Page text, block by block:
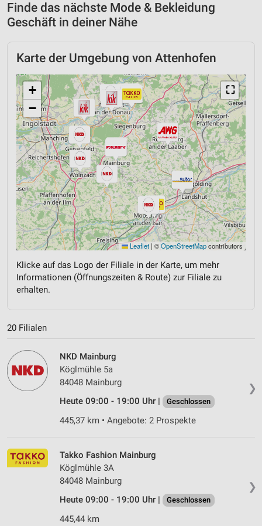
Finde das nächste Mode & Bekleidung
Geschäft in deiner Nähe
Karte der Umgebung von Attenhofen
⛶
+
−
Leaflet | ©OpenStreetMapcontributors
Klicke auf das Logo der Filiale in der Karte, um mehr
Informationen (Öffnungszeiten & Route) zur Filiale zu
erhalten.
20 Filialen
❯
NKD Mainburg
Köglmühle 5a
84048 Mainburg
Heute 09:00 - 19:00 Uhr |
Geschlossen
445,37 km • Angebote: 2 Prospekte
❯
Takko Fashion Mainburg
Köglmühle 3A
84048 Mainburg
Heute 09:00 - 19:00 Uhr |
Geschlossen
445,44 km